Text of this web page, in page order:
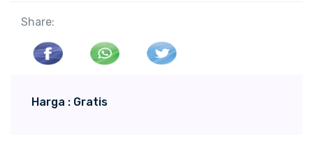
Share:
Harga : Gratis